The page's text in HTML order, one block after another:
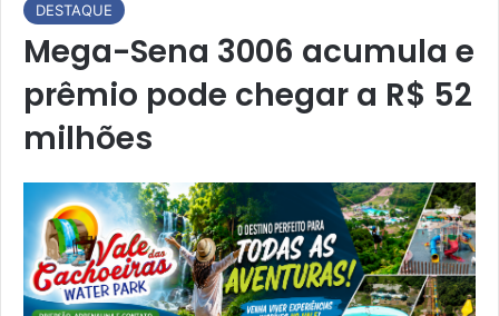
DESTAQUE
Mega-Sena 3006 acumula e
prêmio pode chegar a R$ 52
milhões